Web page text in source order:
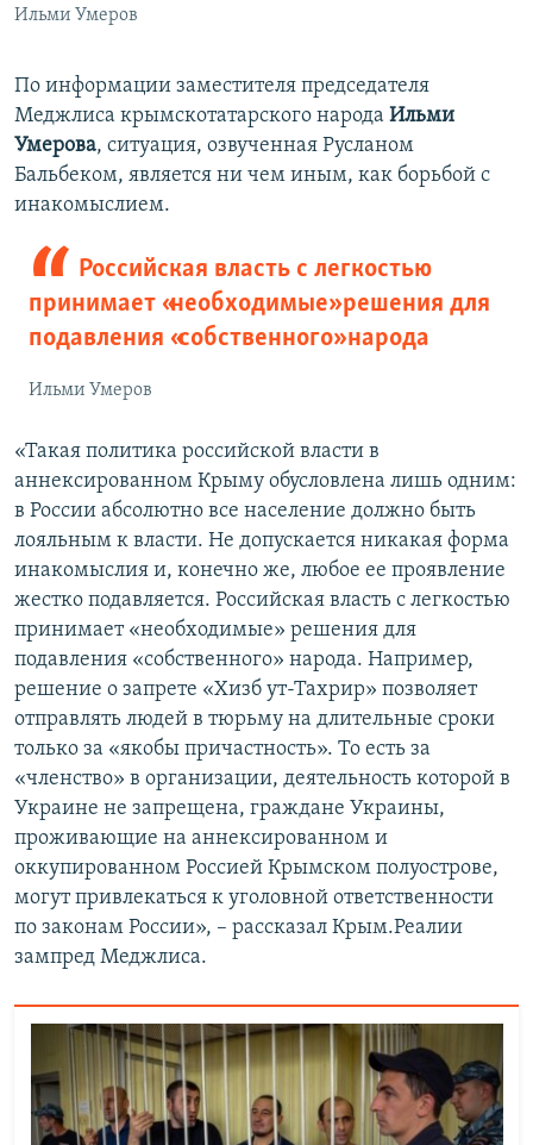
Ильми Умеров
По информации заместителя председателя
Меджлиса крымскотатарского народа Ильми
Умерова, ситуация, озвученная Русланом
Бальбеком, является ни чем иным, как борьбой с
инакомыслием.
Российская власть с легкостью
принимает «необходимые» решения для
подавления «собственного» народа
Ильми Умеров
«Такая политика российской власти в
аннексированном Крыму обусловлена лишь одним:
в России абсолютно все население должно быть
лояльным к власти. Не допускается никакая форма
инакомыслия и, конечно же, любое ее проявление
жестко подавляется. Российская власть с легкостью
принимает «необходимые» решения для
подавления «собственного» народа. Например,
решение о запрете «Хизб ут-Тахрир» позволяет
отправлять людей в тюрьму на длительные сроки
только за «якобы причастность». То есть за
«членство» в организации, деятельность которой в
Украине не запрещена, граждане Украины,
проживающие на аннексированном и
оккупированном Россией Крымском полуострове,
могут привлекаться к уголовной ответственности
по законам России», – рассказал Крым.Реалии
зампред Меджлиса.